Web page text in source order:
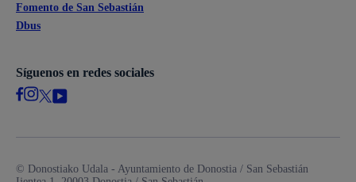
Fomento de San Sebastián
Dbus
Síguenos en redes sociales
© Donostiako Udala - Ayuntamiento de Donostia / San Sebastián